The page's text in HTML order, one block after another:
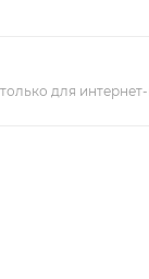
для